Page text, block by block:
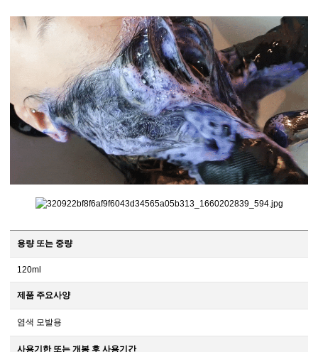
용량 또는 중량
120ml
제품 주요사양
염색 모발용
사용기한 또는 개봉 후 사용기간